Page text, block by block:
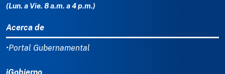
(Lun. a Vie. 8 a.m. a 4 p.m.)
Acerca de
•Portal Gubernamental